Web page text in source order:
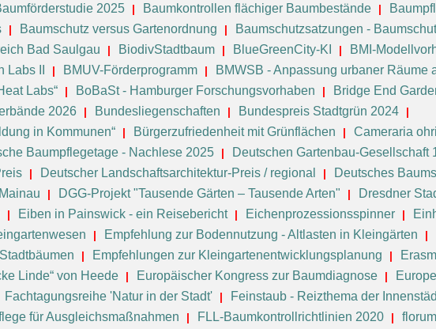
2025 Baumkontrollen flächiger Baumbestände
Baumschutz versus Gartenordnung
Baumschutzsatzungen -
Bad Saulgau
BiodivStadtbaum BlueGreenCity-KI
BMI-
II
BMUV-Förderprogramm
BMWSB - Anpassung urbaner Räume
Labs“
BoBaSt - Hamburger Forschungsvorhaben
Bridge End
2026
Bundesliegenschaften
Bundespreis Stadtgrün 2024
in Kommunen“
Bürgerzufriedenheit mit Grünflächen Cameraria
Baumpflegetage - Nachlese 2025
Deutschen Gartenbau-Gesellschaft
Deutscher Landschaftsarchitektur-Preis / regional
Deutsches
DGG-Projekt "Tausende Gärten – Tausende Arten"
Dresdner
Eiben in Painswick - ein Reisebericht Eichenprozessionsspinner
Empfehlung zur Bodennutzung - Altlasten in Kleingärten
Empfehlungen zur Kleingartenentwicklungsplanung
Linde“ von Heede
Europäischer Kongress zur Baumdiagnose
Fachtagungsreihe 'Natur in der Stadt'
Feinstaub - Reizthema der
für Ausgleichsmaßnahmen
FLL-Baumkontrollrichtlinien 2020